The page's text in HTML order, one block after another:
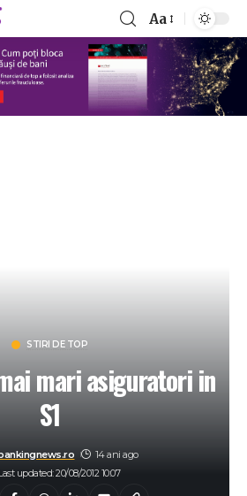
Aa
STIRI DE TOP
mari asiguratori in
S1
updated: 20/08/2012 10:07
14 ani ago